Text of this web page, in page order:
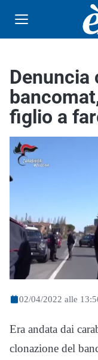
Denuncia
figlio a
02/04/2022 alle
Era andata dai
clonazione del